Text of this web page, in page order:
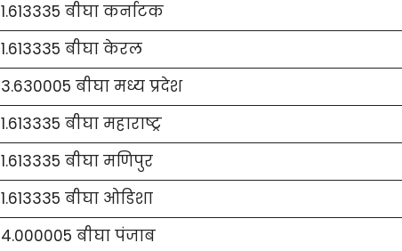
1.613335 बीघा कर्नाटक
1.613335 बीघा केरल
3.630005 बीघा मध्य प्रदेश
1.613335 बीघा महाराष्ट्र
1.613335 बीघा मणिपुर
1.613335 बीघा ओडिशा
4.000005 बीघा पंजाब